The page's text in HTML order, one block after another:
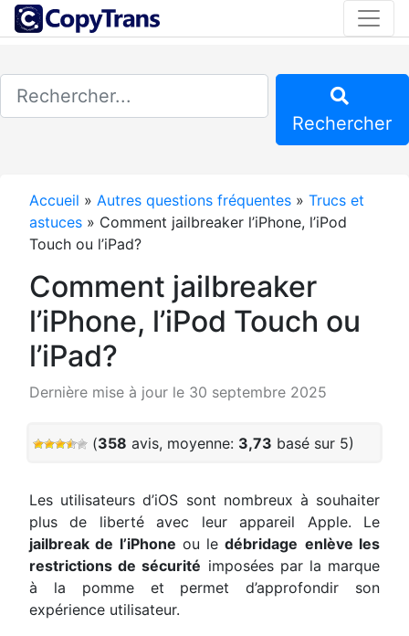
Rechercher
Accueil » Autres questions fréquentes » Trucs et
astuces » Comment jailbreaker l’iPhone, l’iPod
Touch ou l’iPad?
Comment jailbreaker
l’iPhone, l’iPod Touch ou
l’iPad?
Dernière mise à jour le 30 septembre 2025
(358 avis, moyenne: 3,73 basé sur 5)
Les utilisateurs d’iOS sont nombreux à souhaiter
plus de liberté avec leur appareil Apple. Le
jailbreak de l’iPhone ou ledébridage enlève les
restrictions de sécurité imposées par la marque
à la pomme et permet d’approfondir son
expérience utilisateur.